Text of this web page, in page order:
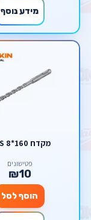
מידע נוסף
מקדח SDS 8*160
פטישונים
₪10
הוסף לסל